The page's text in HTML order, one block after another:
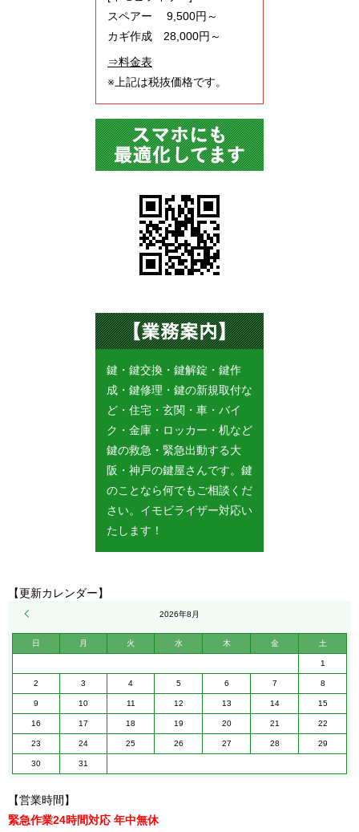
スペアー 9,500円～
カギ作成 28,000円～
⇒料金表
※上記は税抜価格です。
鍵・鍵交換・鍵解錠・鍵作
成・鍵修理・鍵の新規取付な
ど・住宅・玄関・車・バイ
ク・金庫・ロッカー・机など
鍵の救急・緊急出動する大
阪・神戸の鍵屋さんです。鍵
のことなら何でもご相談くだ
さい。イモビライザー対応い
たします！
【更新カレンダー】
2026年8月
日 月 火 水 木 金 土
1
2 3 4 5 6 7 8
9 10 11 12 13 14 15
16 17 18 19 20 21 22
23 24 25 26 27 28 29
30 31
【営業時間】
緊急作業24時間対応 年中無休